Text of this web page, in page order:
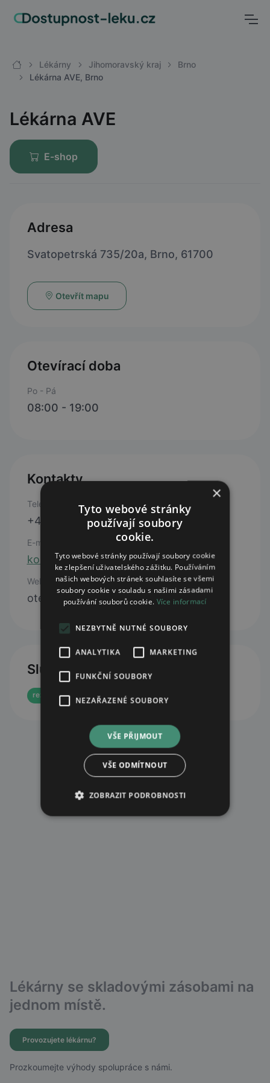
Lékárny Jihomoravský kraj
Brno
Lékárna AVE, Brno
Lékárna AVE
E-shop
Adresa
Svatopetrská 735/20a, Brno, 61700
Otevřít mapu
Otevírací doba
Po - Pá
08:00 - 19:00
Kontakty
Telefon
+420 601 201 486
E-mail
komarov@lekarnaave.cz
Web
otevřít web
Služby
rezervace eReceptu e-shop
Lékárny se skladovými zásobami na
jednom místě.
Provozujete lékárnu?
Prozkoumejte výhody spolupráce s námi.
×
Tyto webové stránky
používají soubory
cookie.
Tyto webové stránky používají soubory cookie
ke zlepšení uživatelského zážitku. Používáním
našich webových stránek souhlasíte se všemi
soubory cookie v souladu s našimi zásadami
používání souborů cookie. Více informací
NEZBYTNĚ NUTNÉ SOUBORY
ANALYTIKA MARKETING
FUNKČNÍ SOUBORY
NEZAŘAZENÉ SOUBORY
VŠE PŘIJMOUT
VŠE ODMÍTNOUT
ZOBRAZIT PODROBNOSTI